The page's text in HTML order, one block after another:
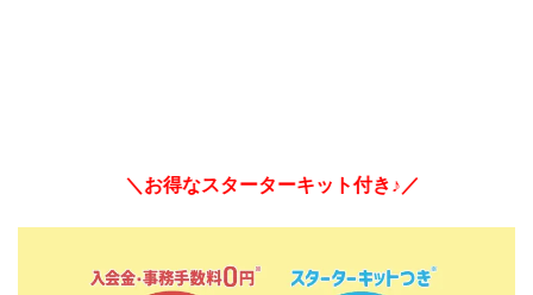
＼お得なスターターキット付き♪／